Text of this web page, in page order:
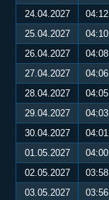
24.04.2027
04:12
25.04.2027
04:10
26.04.2027
04:08
27.04.2027
04:06
28.04.2027
04:05
29.04.2027
04:03
30.04.2027
04:01
01.05.2027
04:00
02.05.2027
03:58
03.05.2027
03:56